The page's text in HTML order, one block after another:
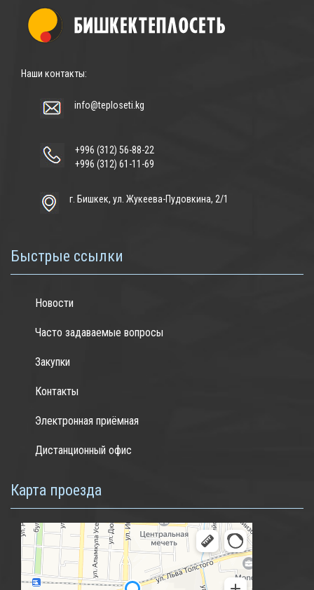
Наши контакты:
info@teploseti.kg
+996 (312) 56-88-22
+996 (312) 61-11-69
г. Бишкек, ул. Жукеева-Пудовкина, 2/1
Быстрые ссылки
Новости
Часто задаваемые вопросы
Закупки
Контакты
Электронная приёмная
Дистанционный офис
Карта проезда